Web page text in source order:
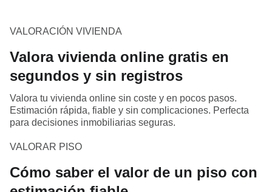
VALORACIÓN VIVIENDA
Valora vivienda online gratis en
segundos y sin registros
Valora tu vivienda online sin coste y en pocos pasos.
Estimación rápida, fiable y sin complicaciones. Perfecta
para decisiones inmobiliarias seguras.
VALORAR PISO
Cómo saber el valor de un piso con